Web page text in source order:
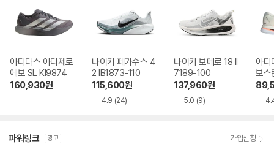
아디다스 아디제로
에보 SL KI9874
160,930원
나이키 페가수스 4
2 IB1873-110
115,600원
4.9 (24)
나이키 보메로 18 II
7189-100
137,960원
5.0 (9)
아디
보스
파워링크 광고 가입신청